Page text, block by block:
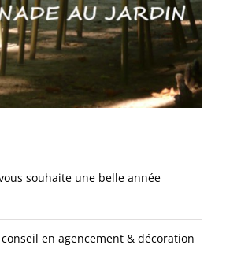
souhaite une belle année
en agencement & décoration